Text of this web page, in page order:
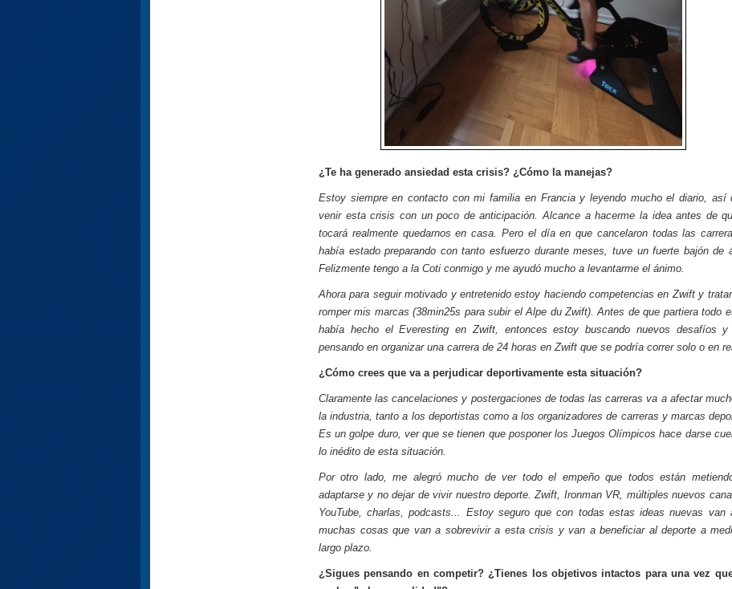
¿Te ha generado ansiedad esta crisis? ¿Cómo la manejas?
Estoy siempre en contacto con mi familia en Francia y leyendo mucho el diario, así
venir esta crisis con un poco de anticipación. Alcance a hacerme la idea antes de
tocará realmente quedarnos en casa. Pero el día en que cancelaron todas las
había estado preparando con tanto esfuerzo durante meses, tuve un fuerte bajón de
Felizmente tengo a la Coti conmigo y me ayudó mucho a levantarme el ánimo.
Ahora para seguir motivado y entretenido estoy haciendo competencias en Zwift y
romper mis marcas (38min25s para subir el Alpe du Zwift). Antes de que partiera todo
había hecho el Everesting en Zwift, entonces estoy buscando nuevos desafíos y
pensando en organizar una carrera de 24 horas en Zwift que se podría correr solo o en
¿Cómo crees que va a perjudicar deportivamente esta situación?
Claramente las cancelaciones y postergaciones de todas las carreras va a afectar
la industria, tanto a los deportistas como a los organizadores de carreras y marcas
Es un golpe duro, ver que se tienen que posponer los Juegos Olímpicos hace darse
lo inédito de esta situación.
Por otro lado, me alegró mucho de ver todo el empeño que todos están
adaptarse y no dejar de vivir nuestro deporte. Zwift, Ironman VR, múltiples nuevos
YouTube, charlas, podcasts... Estoy seguro que con todas estas ideas nuevas van
muchas cosas que van a sobrevivir a esta crisis y van a beneficiar al deporte a
largo plazo.
¿Sigues pensando en competir? ¿Tienes los objetivos intactos para una vez